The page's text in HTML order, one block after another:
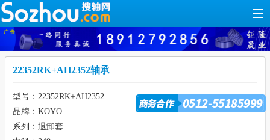
22352RK+AH2352轴承
型号：22352RK+AH2352
品牌：KOYO
系列：退卸套